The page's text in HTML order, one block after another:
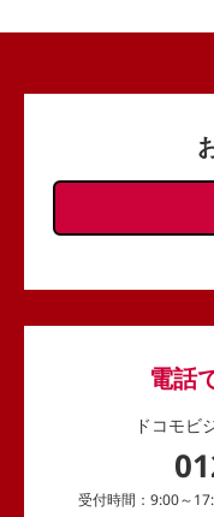
電話
ドコモビ
受付時間：9:00～